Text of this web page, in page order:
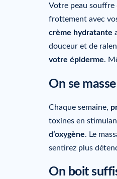
Votre peau souffre
frottement avec
crème hydratante
douceur et de
votre épiderme.
On se
Chaque semaine,
toxines en
d’oxygène. Le
sentirez plus
On boit